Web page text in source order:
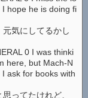
hope he is doing fi
元気にしてるかし
0 I was thinki
here, but Mach-N
ask for books with
ってたけれど、